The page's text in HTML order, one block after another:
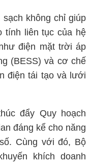
không chỉ giúp
tính liên tục của hệ
điện mặt trời áp
(BESS) và cơ chế
điện tái tạo và lưới
đẩy Quy hoạch
đáng kể cho năng
Cùng với đó, Bộ
khích doanh